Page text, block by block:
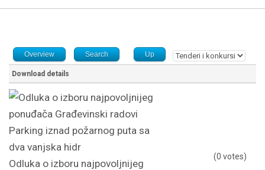
Overview Search Up
Download details
Odluka o izboru najpovoljnijeg
(0 votes)